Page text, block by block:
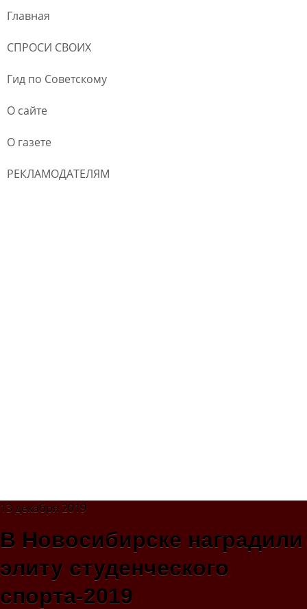
Главная
СПРОСИ СВОИХ
Гид по Советскому
О сайте
О газете
РЕКЛАМОДАТЕЛЯМ
13 декабря 2019
В Новосибирске наградили
элиту студенческого
спорта-2019